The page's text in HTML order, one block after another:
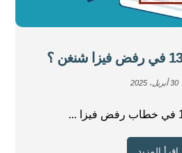
30 أبريل، 2025